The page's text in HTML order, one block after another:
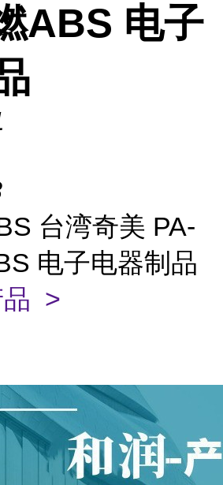
ABS 电子
台湾奇美 PA-
电子电器制品
品 >